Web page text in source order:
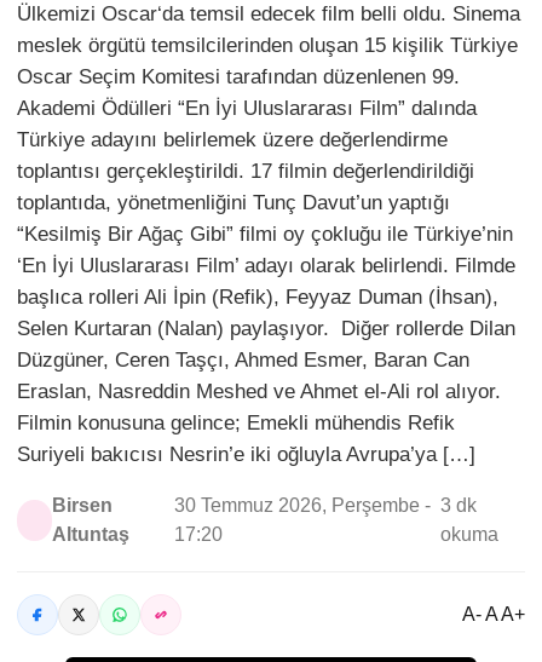
Ülkemizi Oscar‘da temsil edecek film belli oldu. Sinema
meslek örgütü temsilcilerinden oluşan 15 kişilik Türkiye
Oscar Seçim Komitesi tarafından düzenlenen 99.
Akademi Ödülleri “En İyi Uluslararası Film” dalında
Türkiye adayını belirlemek üzere değerlendirme
toplantısı gerçekleştirildi. 17 filmin değerlendirildiği
toplantıda, yönetmenliğini Tunç Davut’un yaptığı
“Kesilmiş Bir Ağaç Gibi” filmi oy çokluğu ile Türkiye’nin
‘En İyi Uluslararası Film’ adayı olarak belirlendi. Filmde
başlıca rolleri Ali İpin (Refik), Feyyaz Duman (İhsan),
Selen Kurtaran (Nalan) paylaşıyor. Diğer rollerde Dilan
Düzgüner, Ceren Taşçı, Ahmed Esmer, Baran Can
Eraslan, Nasreddin Meshed ve Ahmet el-Ali rol alıyor.
Filmin konusuna gelince; Emekli mühendis Refik
Suriyeli bakıcısı Nesrin’e iki oğluyla Avrupa’ya […]
Birsen
Altuntaş
30 Temmuz 2026, Perşembe -
17:20
3 dk
okuma
A- A A+